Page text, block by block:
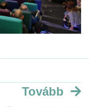
Tovább